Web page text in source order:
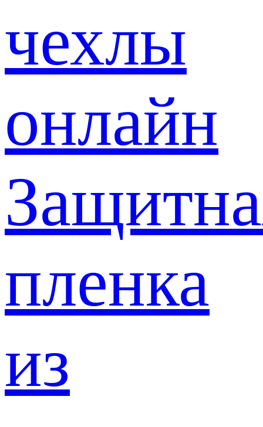
чехлы
онлайн
пленка
из